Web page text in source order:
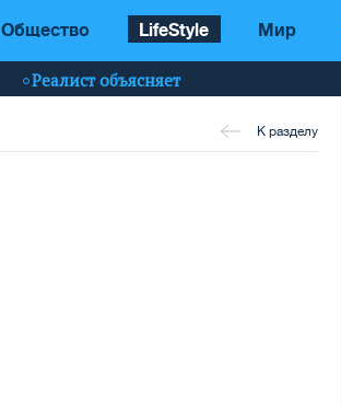
Общество LifeStyle Мир
Реалист объясняет
К разделу